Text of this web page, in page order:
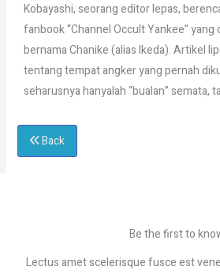
Kobayashi, seorang editor lepas,
fanbook “Channel Occult Yankee”
bernama Chanike (alias Ikeda). Artikel
tentang tempat angker yang pernah
seharusnya hanyalah “bualan” semata,
Back
Be the first to
Lectus amet scelerisque fusce est